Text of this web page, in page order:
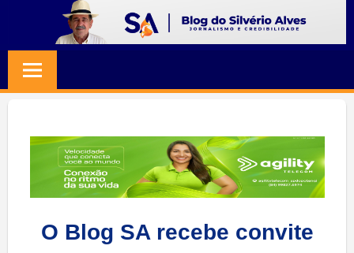
content
SILVERIO
ALVES
Jornalismo
Credibilidade
O Blog SA recebe convite